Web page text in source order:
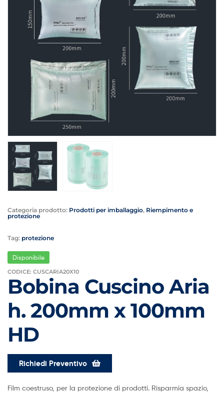
Categoria prodotto: Prodotti per imballaggio, Riempimento e
protezione
Tag: protezione
Disponibile
CODICE: CUSCARIA20X10
Bobina Cuscino Aria
h. 200mm x 100mm
HD
Richiedi Preventivo
Film coestruso, per la protezione di prodotti. Risparmia spazio,